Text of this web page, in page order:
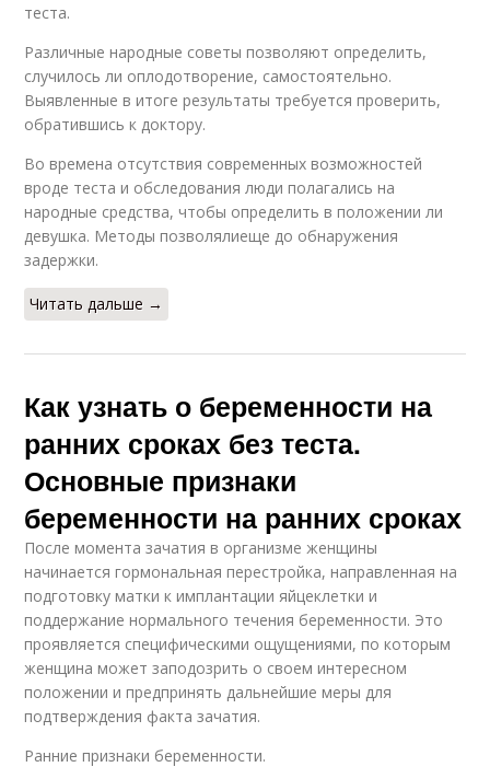
теста.
Различные народные советы позволяют определить,
случилось ли оплодотворение, самостоятельно.
Выявленные в итоге результаты требуется проверить,
обратившись к доктору.
Во времена отсутствия современных возможностей
вроде теста и обследования люди полагались на
народные средства, чтобы определить в положении ли
девушка. Методы позволялиеще до обнаружения
задержки.
Читать дальше →
Как узнать о беременности на
ранних сроках без теста.
Основные признаки
беременности на ранних сроках
После момента зачатия в организме женщины
начинается гормональная перестройка, направленная на
подготовку матки к имплантации яйцеклетки и
поддержание нормального течения беременности. Это
проявляется специфическими ощущениями, по которым
женщина может заподозрить о своем интересном
положении и предпринять дальнейшие меры для
подтверждения факта зачатия.
Ранние признаки беременности.